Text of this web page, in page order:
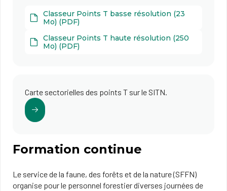
Classeur Points T basse résolution (23
Mo) (PDF)
Classeur Points T haute résolution (250
Mo) (PDF)
Carte sectorielles des points T sur le SITN.
Formation continue
Le service de la faune, des forêts et de la nature (SFFN)
organise pour le personnel forestier diverses journées de